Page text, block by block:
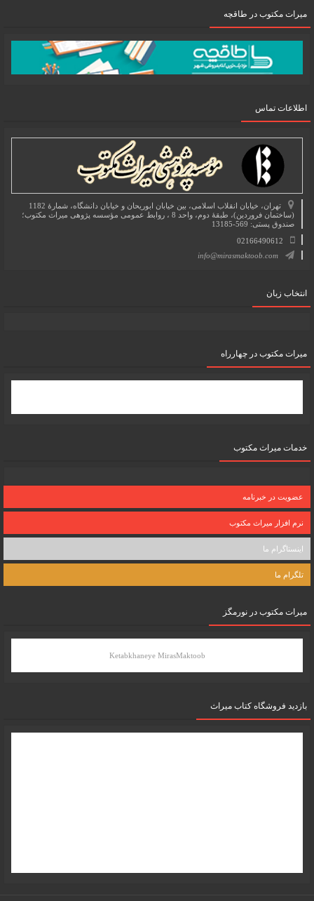
میرات مکتوب در طاقچه
اطلاعات تماس
تهران، خیابان انقلاب اسلامی، بین خیابان ابوریحان و خیابان دانشگاه، شمارۀ 1182
(ساختمان فروردین)، طبقۀ دوم، واحد 8 ، روابط عمومی مؤسسه پژوهی میراث مکتوب؛
صندوق پستی: 569-13185
02166490612
info@mirasmaktoob.com
انتخاب زبان
میرات مکتوب در چهارراه
خدمات میراث مکتوب
عضویت در خبرنامه
نرم افزار میراث مکتوب
اینستاگرام ما
تلگرام ما
میرات مکتوب در نورمگز
Ketabkhaneye MirasMaktoob
بازدید فروشگاه کتاب میراث